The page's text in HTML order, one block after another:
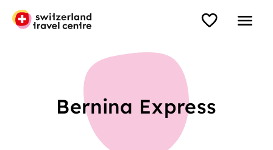
Bernina Express